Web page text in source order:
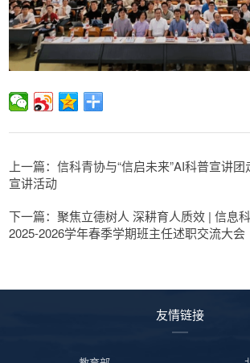
上一篇：信科青协与“信启未来”AI科普宣讲
宣讲活动
下一篇：聚焦立德树人 深耕育人质效 | 信息
2025-2026学年春季学期班主任述职交流大会
友情链接